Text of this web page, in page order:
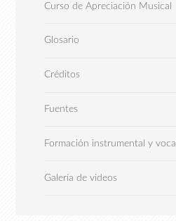
Curso de Apreciación Musical
Glosario
Créditos
Fuentes
Formación instrumental y vocal
Galería de videos